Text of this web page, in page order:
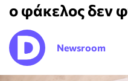
ο φάκελος δεν
Newsroom